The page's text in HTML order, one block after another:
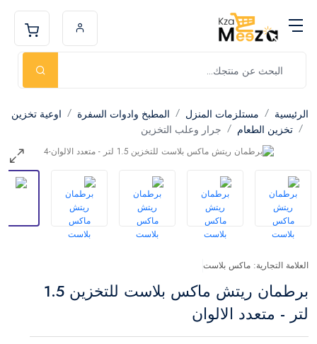
الرئيسية مستلزمات المنزل المطبخ وادوات السفرة
اوعية تخزين
تخزين الطعام
جرار وعلب التخزين
العلامة التجارية: ماكس بلاست
برطمان ريتش ماكس بلاست للتخزين 1.5
لتر - متعدد الالوان